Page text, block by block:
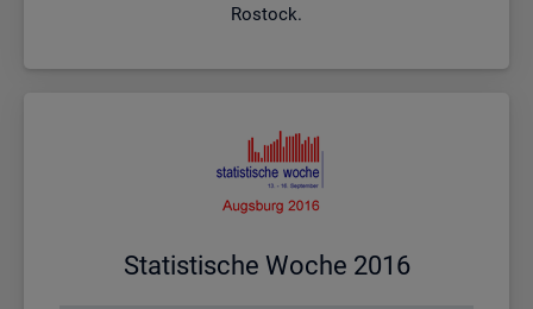
Rostock.
Sta­tis­ti­sche Woche 2016